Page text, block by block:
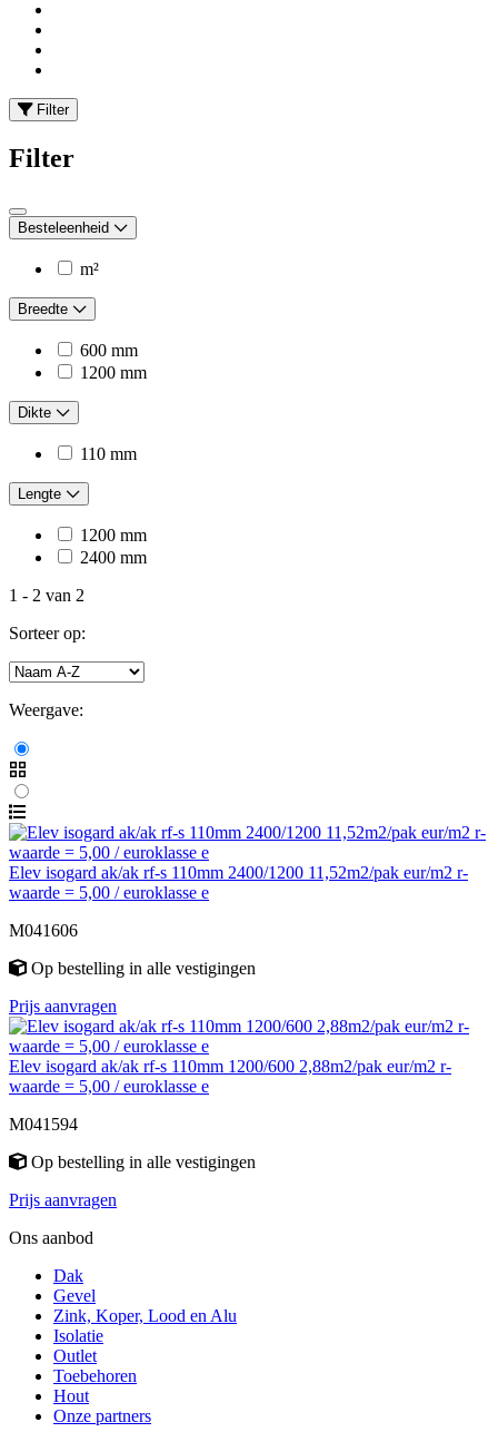
Filter
Filter
Besteleenheid
m²
Breedte
600 mm
1200 mm
Dikte
110 mm
Lengte
1200 mm
2400 mm
1 - 2 van 2
Sorteer op:
Weergave:
Elev isogard ak/ak rf-s 110mm 2400/1200 11,52m2/pak eur/m2 r-
waarde = 5,00 / euroklasse e
M041606
Op bestelling in alle vestigingen
Prijs aanvragen
Elev isogard ak/ak rf-s 110mm 1200/600 2,88m2/pak eur/m2 r-
waarde = 5,00 / euroklasse e
M041594
Op bestelling in alle vestigingen
Prijs aanvragen
Ons aanbod
Dak
Gevel
Zink, Koper, Lood en Alu
Isolatie
Outlet
Toebehoren
Hout
Onze partners